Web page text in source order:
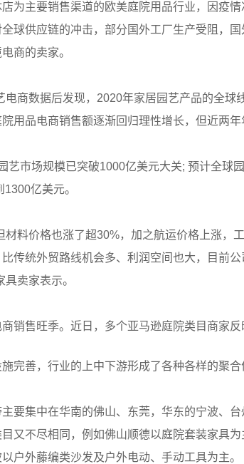
为主要销售渠道的欧美庭院用品行业，因疫情
球供应链的冲击，部分国外工厂生产受阻，
商的卖家。
商数据后发现，2020年家居园艺产品的全球
用品电商销售额逐渐回归理性增长，但近两年
艺市场规模已突破1000亿美元大关; 预计全球
亿美元。
材料价格也涨了超30%，加之航运价格上涨，
传统外贸路线机会多、利润空间也大，目前
卖家表示。
销售旺季。近日，多个亚马逊庭院类目商家反
完善，行业的上中下游形成了各种各样的聚合
要集中在华南的佛山、东莞，华东的宁波、
又不尽相同，例如佛山顺德以庭院套装家具
户外藤编类沙发及户外电动、手动工具为主。